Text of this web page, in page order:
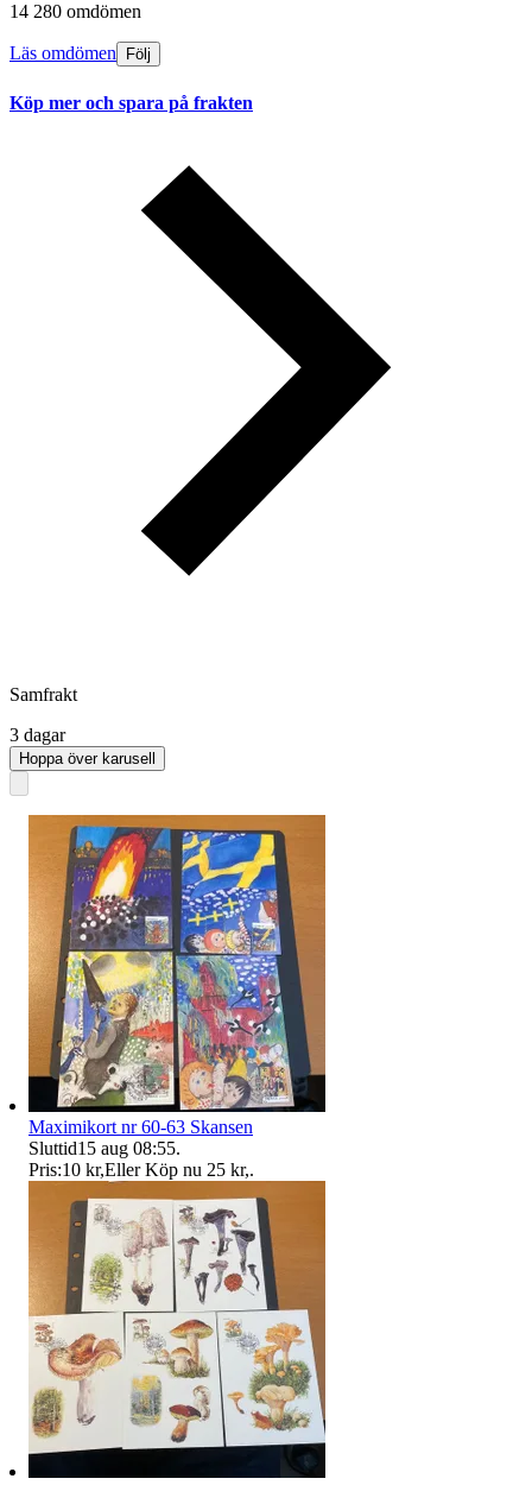
14 280 omdömen
Läs omdömen Följ
Köp mer och spara på frakten
Samfrakt
3 dagar
Hoppa över karusell
Maximikort nr 60-63 Skansen
Sluttid15 aug 08:55.
Pris:10 kr,Eller Köp nu 25 kr,.